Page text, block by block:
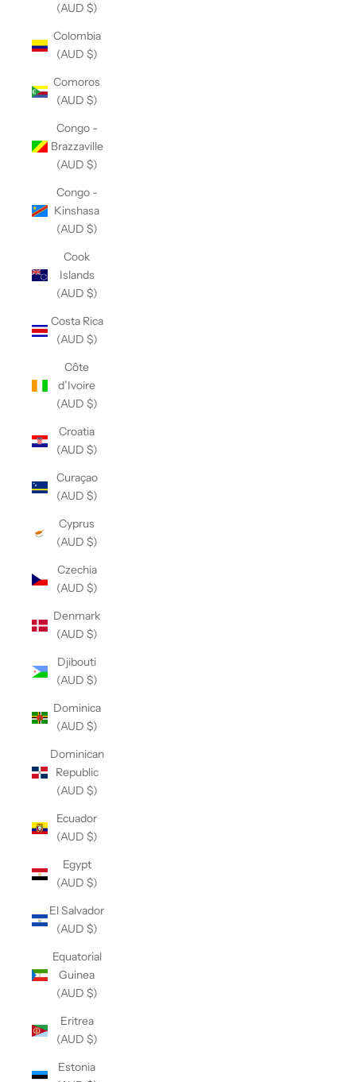
(AUD $)
Colombia
(AUD $)
Comoros
(AUD $)
Congo -
Brazzaville
(AUD $)
Congo -
Kinshasa
(AUD $)
Cook
Islands
(AUD $)
Costa Rica
(AUD $)
Côte
d’Ivoire
(AUD $)
Croatia
(AUD $)
Curaçao
(AUD $)
Cyprus
(AUD $)
Czechia
(AUD $)
Denmark
(AUD $)
Djibouti
(AUD $)
Dominica
(AUD $)
Dominican
Republic
(AUD $)
Ecuador
(AUD $)
Egypt
(AUD $)
El Salvador
(AUD $)
Equatorial
Guinea
(AUD $)
Eritrea
(AUD $)
Estonia